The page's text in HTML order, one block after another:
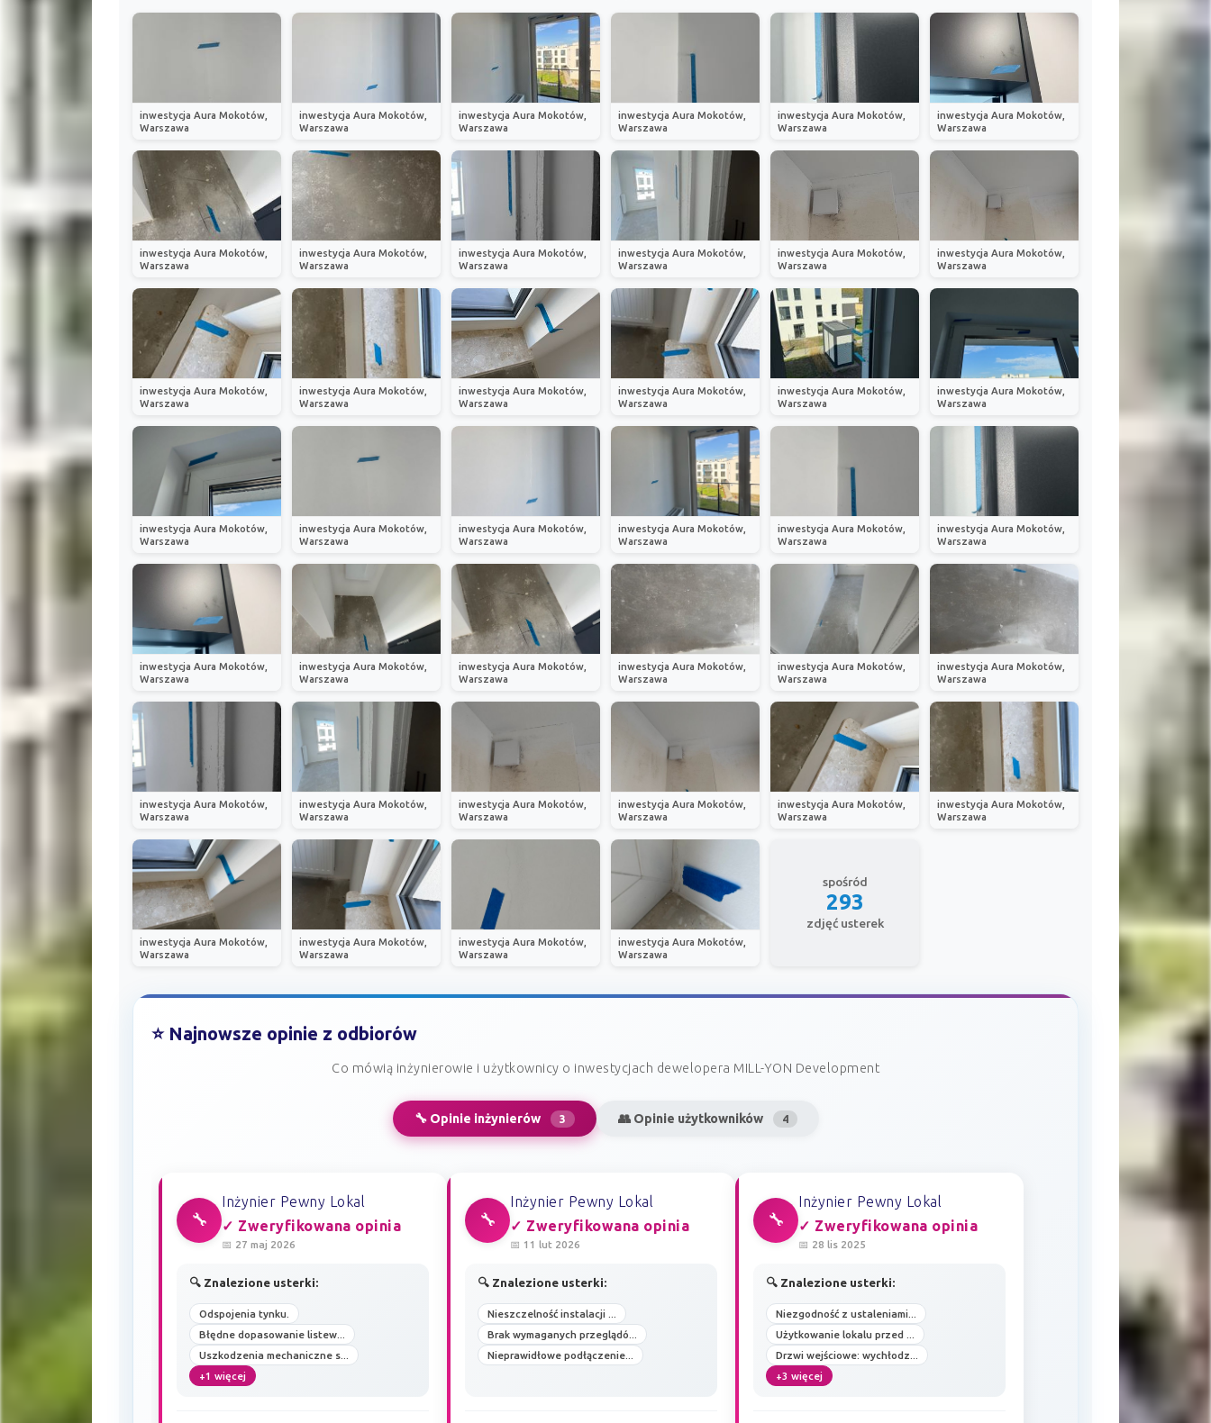
inwestycja Aura Mokotów,
Warszawa
inwestycja Aura Mokotów,
Warszawa
inwestycja Aura Mokotów,
Warszawa
inwestycja Aura Mokotów,
Warszawa
inwestycja Aura Mokotów,
Warszawa
inwestycja Aura Mokotów,
Warszawa
inwestycja Aura Mokotów,
Warszawa
inwestycja Aura Mokotów,
Warszawa
inwestycja Aura Mokotów,
Warszawa
inwestycja Aura Mokotów,
Warszawa
inwestycja Aura Mokotów,
Warszawa
inwestycja Aura Mokotów,
Warszawa
inwestycja Aura Mokotów,
Warszawa
inwestycja Aura Mokotów,
Warszawa
inwestycja Aura Mokotów,
Warszawa
inwestycja Aura Mokotów,
Warszawa
inwestycja Aura Mokotów,
Warszawa
inwestycja Aura Mokotów,
Warszawa
inwestycja Aura Mokotów,
Warszawa
inwestycja Aura Mokotów,
Warszawa
inwestycja Aura Mokotów,
Warszawa
inwestycja Aura Mokotów,
Warszawa
inwestycja Aura Mokotów,
Warszawa
inwestycja Aura Mokotów,
Warszawa
inwestycja Aura Mokotów,
Warszawa
inwestycja Aura Mokotów,
Warszawa
inwestycja Aura Mokotów,
Warszawa
inwestycja Aura Mokotów,
Warszawa
inwestycja Aura Mokotów,
Warszawa
inwestycja Aura Mokotów,
Warszawa
inwestycja Aura Mokotów,
Warszawa
inwestycja Aura Mokotów,
Warszawa
inwestycja Aura Mokotów,
Warszawa
inwestycja Aura Mokotów,
Warszawa
inwestycja Aura Mokotów,
Warszawa
inwestycja Aura Mokotów,
Warszawa
inwestycja Aura Mokotów,
Warszawa
inwestycja Aura Mokotów,
Warszawa
inwestycja Aura Mokotów,
Warszawa
inwestycja Aura Mokotów,
Warszawa
spośród
293
zdjęć usterek
⭐ Najnowsze opinie z odbiorów
Co mówią inżynierowie i użytkownicy o inwestycjach dewelopera MILL-YON Development
🔧 Opinie inżynierów 3 👥 Opinie użytkowników 4
🔧
Inżynier Pewny Lokal
✓ Zweryfikowana opinia
📅 27 maj 2026
🔍 Znalezione usterki:
Odspojenia tynku.
Błędne dopasowanie listew...
Uszkodzenia mechaniczne s...
+1 więcej
🔧
Inżynier Pewny Lokal
✓ Zweryfikowana opinia
📅 11 lut 2026
🔍 Znalezione usterki:
Nieszczelność instalacji ...
Brak wymaganych przeglądó...
Nieprawidłowe podłączenie...
🔧
Inżynier Pewny Lokal
✓ Zweryfikowana opinia
📅 28 lis 2025
🔍 Znalezione usterki:
Niezgodność z ustaleniami...
Użytkowanie lokalu przed ...
Drzwi wejściowe: wychłodz...
+3 więcej